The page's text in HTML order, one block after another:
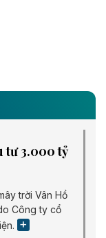
tư 3.000 tỷ
trời Vân Hồ
Công ty cổ